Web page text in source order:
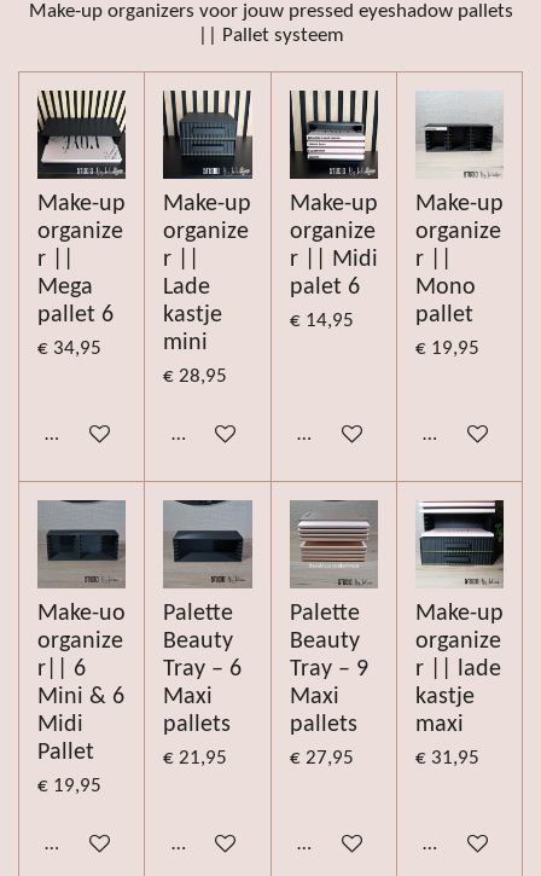
Make-up organizers voor jouw pressed eyeshadow pallets
|| Pallet systeem
Make-up
organize
r ||
Mega
pallet 6
€ 34,95
Bekijk details
Make-up
organize
r ||
Lade
kastje
mini
€ 28,95
Bekijk details
Make-up
organize
r || Midi
palet 6
€ 14,95
Bekijk details
Make-up
organize
r ||
Mono
pallet
€ 19,95
Bekijk details
Make-uo
organize
r|| 6
Mini & 6
Midi
Pallet
€ 19,95
Bekijk details
Palette
Beauty
Tray – 6
Maxi
pallets
€ 21,95
Bekijk details
Palette
Beauty
Tray – 9
Maxi
pallets
€ 27,95
Bekijk details
Make-up
organize
r || lade
kastje
maxi
€ 31,95
Bekijk details